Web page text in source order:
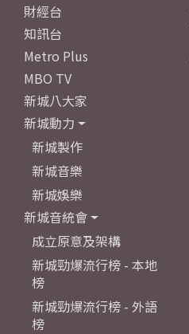
財經台
知訊台
Metro Plus
MBO TV
新城八大家
新城動力
新城製作
新城音樂
新城娛樂
新城音統會
成立原意及架構
新城勁爆流行榜 - 本地
榜
新城勁爆流行榜 - 外語
榜